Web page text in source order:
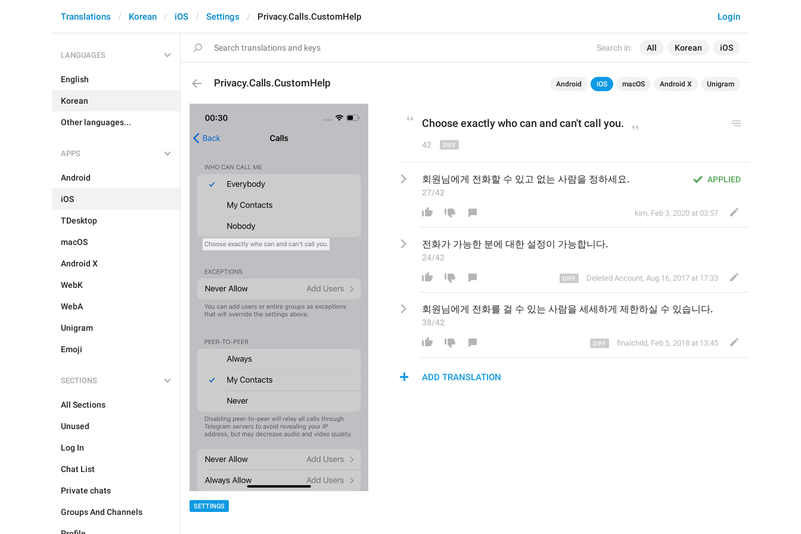
Search in: All Korean iOS
Login
Translations Korean iOS Settings Privacy.Calls.CustomHelp
LANGUAGES
English
Korean
Other languages...
APPS
Android
iOS
TDesktop
macOS
Android X
WebK
WebA
Unigram
Emoji
SECTIONS
All Sections
Unused
Log In
Chat List
Private chats
Groups And Channels
Privacy.Calls.CustomHelp Android iOS macOS Android X Unigram
SETTINGS
Choose exactly who can and can't call you.
42
APPLIED
회원님에게 전화할 수 있고 없는 사람을 정하세요.
27/42
kim, Feb 3, 2020 at 03:57
전화가 가능한 분에 대한 설정이 가능합니다.
24/42
Deleted Account, Aug 16, 2017 at 17:33
회원님에게 전화를 걸 수 있는 사람을 세세하게 제한하실 수 있습니다.
38/42
finalchild, Feb 5, 2018 at 13:45
ADD TRANSLATION